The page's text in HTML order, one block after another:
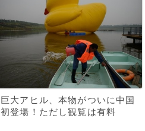
巨大アヒル、本物がついに中国
初登場！ただし観覧は有料